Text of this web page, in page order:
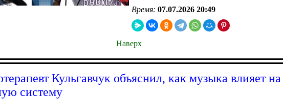
Время: 07.07.2026 20:49
Наверх
Кульгавчук объяснил, как музыка влияет на
систему